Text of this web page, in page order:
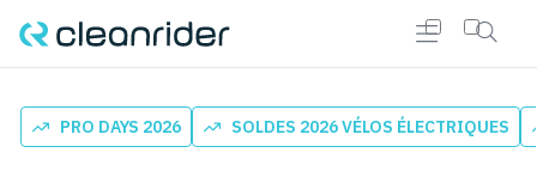
PRO DAYS 2026 SOLDES 2026 VÉLOS ÉLECTRIQUES